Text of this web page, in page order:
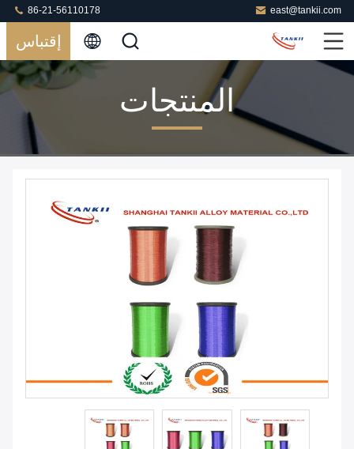
east@tankii.com
86-21-56110178
إقتباس
المنتجات